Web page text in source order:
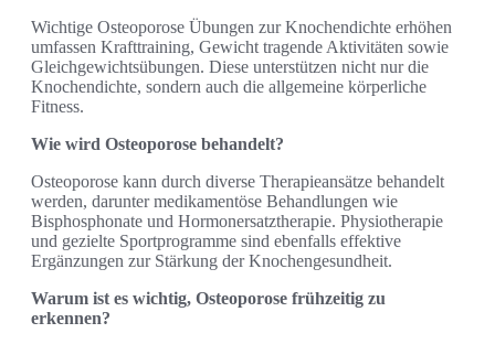
Wichtige Osteoporose Übungen zur Knochendichte erhöhen
umfassen Krafttraining, Gewicht tragende Aktivitäten sowie
Gleichgewichtsübungen. Diese unterstützen nicht nur die
Knochendichte, sondern auch die allgemeine körperliche
Fitness.
Wie wird Osteoporose behandelt?
Osteoporose kann durch diverse Therapieansätze behandelt
werden, darunter medikamentöse Behandlungen wie
Bisphosphonate und Hormonersatztherapie. Physiotherapie
und gezielte Sportprogramme sind ebenfalls effektive
Ergänzungen zur Stärkung der Knochengesundheit.
Warum ist es wichtig, Osteoporose frühzeitig zu
erkennen?